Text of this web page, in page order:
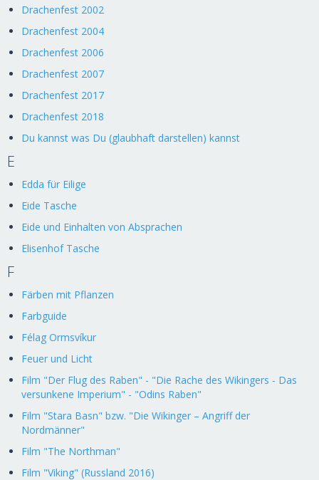
Drachenfest 2002
Drachenfest 2004
Drachenfest 2006
Drachenfest 2007
Drachenfest 2017
Drachenfest 2018
Du kannst was Du (glaubhaft darstellen) kannst
E
Edda für Eilige
Eide Tasche
Eide und Einhalten von Absprachen
Elisenhof Tasche
F
Färben mit Pflanzen
Farbguide
Félag Ormsvíkur
Feuer und Licht
Film "Der Flug des Raben" - "Die Rache des Wikingers - Das
versunkene Imperium" - "Odins Raben"
Film "Stara Basn" bzw. "Die Wikinger – Angriff der
Nordmänner"
Film "The Northman"
Film "Viking" (Russland 2016)